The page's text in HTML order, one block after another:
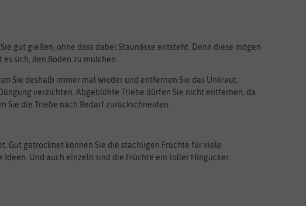
gut gießen, ohne dass dabei Staunässe entsteht. Denn diese mögen
sich, den Boden zu mulchen.
Sie deshalb immer mal wieder und entfernen Sie das Unkraut.
verzichten. Abgeblühte Triebe dürfen Sie nicht entfernen, da
Sie die Triebe nach Bedarf zurückschneiden.
Gut getrocknet können Sie die stachligen Früchte für viele
Und auch einzeln sind die Früchte ein toller Hingucker.